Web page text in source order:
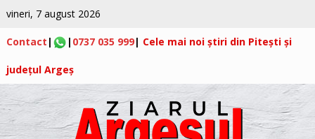
vineri, 7 august 2026
Contact | | 0737 035 999| Cele mai noi știri din Pitești și
județul Argeș